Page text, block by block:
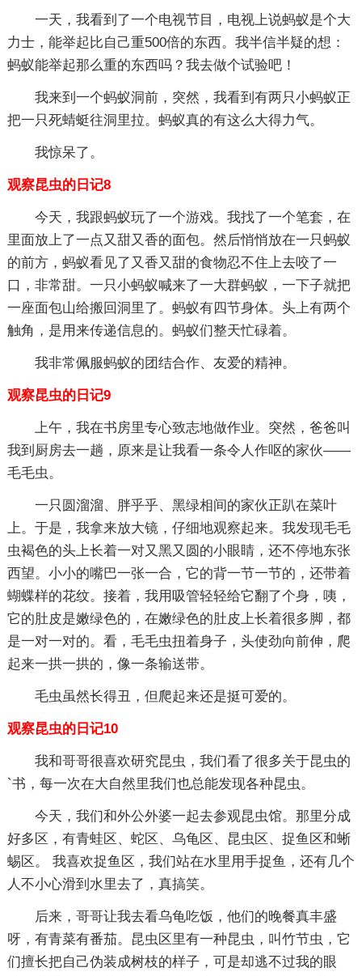
一天，我看到了一个电视节目，电视上说蚂蚁是个大
力士，能举起比自己重500倍的东西。我半信半疑的想：
蚂蚁能举起那么重的东西吗？我去做个试验吧！
我来到一个蚂蚁洞前，突然，我看到有两只小蚂蚁正
把一只死蜻蜓往洞里拉。蚂蚁真的有这么大得力气。
我惊呆了。
观察昆虫的日记8
今天，我跟蚂蚁玩了一个游戏。我找了一个笔套，在
里面放上了一点又甜又香的面包。然后悄悄放在一只蚂蚁
的前方，蚂蚁看见了又香又甜的食物忍不住上去咬了一
口，非常甜。一只小蚂蚁喊来了一大群蚂蚁，一下子就把
一座面包山给搬回洞里了。蚂蚁有四节身体。头上有两个
触角，是用来传递信息的。蚂蚁们整天忙碌着。
我非常佩服蚂蚁的团结合作、友爱的精神。
观察昆虫的日记9
上午，我在书房里专心致志地做作业。突然，爸爸叫
我到厨房去一趟，原来是让我看一条令人作呕的家伙——
毛毛虫。
一只圆溜溜、胖乎乎、黑绿相间的家伙正趴在菜叶
上。于是，我拿来放大镜，仔细地观察起来。我发现毛毛
虫褐色的头上长着一对又黑又圆的小眼睛，还不停地东张
西望。小小的嘴巴一张一合，它的背一节一节的，还带着
蝴蝶样的花纹。接着，我用吸管轻轻给它翻了个身，咦，
它的肚皮是嫩绿色的，在嫩绿色的肚皮上长着很多脚，都
是一对一对的。看，毛毛虫扭着身子，头使劲向前伸，爬
起来一拱一拱的，像一条输送带。
毛虫虽然长得丑，但爬起来还是挺可爱的。
观察昆虫的日记10
我和哥哥很喜欢研究昆虫，我们看了很多关于昆虫的
`书，每一次在大自然里我们也总能发现各种昆虫。
今天，我们和外公外婆一起去参观昆虫馆。那里分成
好多区，有青蛙区、蛇区、乌龟区、昆虫区、捉鱼区和蜥
蜴区。 我喜欢捉鱼区，我们站在水里用手捉鱼，还有几个
人不小心滑到水里去了，真搞笑。
后来，哥哥让我去看乌龟吃饭，他们的晚餐真丰盛
呀，有青菜有番茄。昆虫区里有一种昆虫，叫竹节虫，它
们擅长把自己伪装成树枝的样子，可是却逃不过我的眼